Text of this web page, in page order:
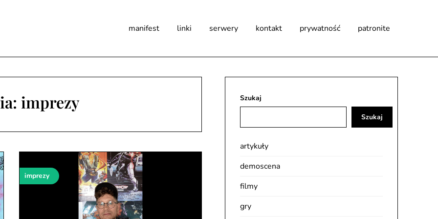
manifest linki serwery kontakt prywatność patronite
imprezy
imprezy
Szukaj
Szukaj
artykuły
demoscena
filmy
gry